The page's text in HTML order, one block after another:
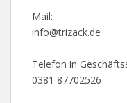
Mail:
info@trizack.de
Telefon in
0381 87702526